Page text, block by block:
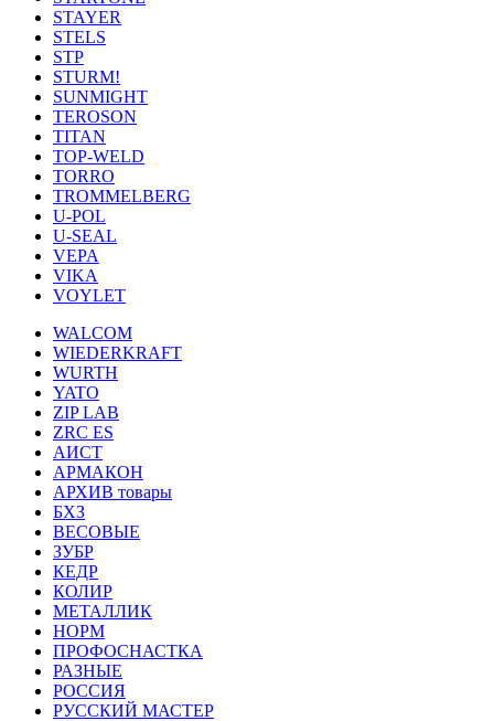
STAYER
STELS
STP
STURM!
SUNMIGHT
TEROSON
TITAN
TOP-WELD
TORRO
TROMMELBERG
U-POL
U-SEAL
VEPA
VIKA
VOYLET
WALCOM
WIEDERKRAFT
WURTH
YATO
ZIP LAB
ZRC ES
АИСТ
АРМАКОН
АРХИВ товары
БХЗ
ВЕСОВЫЕ
ЗУБР
КЕДР
КОЛИР
МЕТАЛЛИК
НОРМ
ПРОФОСНАСТКА
РАЗНЫЕ
РОССИЯ
РУССКИЙ МАСТЕР